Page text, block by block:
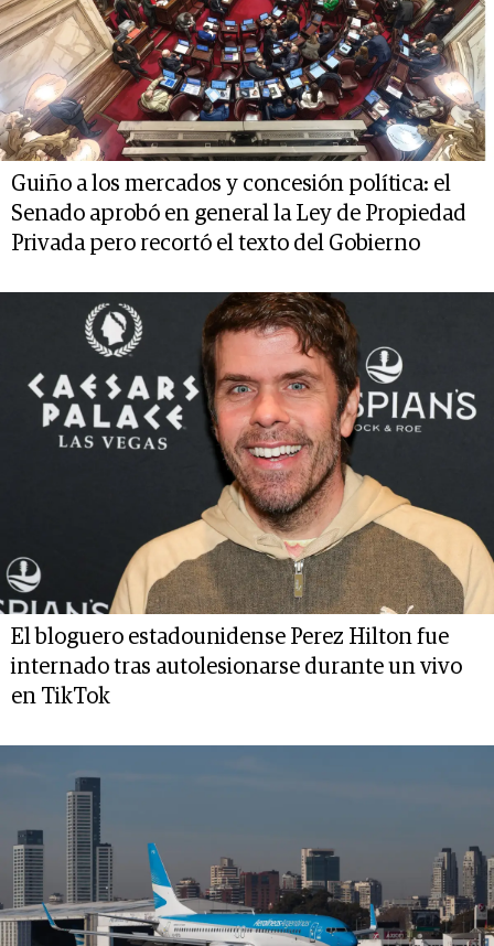
Guiño a los mercados y concesión política: el
Senado aprobó en general la Ley de Propiedad
Privada pero recortó el texto del Gobierno
El bloguero estadounidense Perez Hilton fue
internado tras autolesionarse durante un vivo
en TikTok